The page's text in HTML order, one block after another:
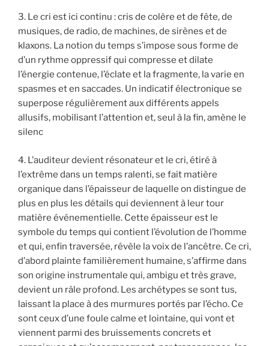
3. Le cri est ici continu : cris de colère et de fête, de
musiques, de radio, de machines, de sirènes et de
klaxons. La notion du temps s’impose sous forme de
d’un rythme oppressif qui compresse et dilate
l’énergie contenue, l’éclate et la fragmente, la varie en
spasmes et en saccades. Un indicatif électronique se
superpose régulièrement aux différents appels
allusifs, mobilisant l’attention et, seul à la fin, amène le
silenc
4. L’auditeur devient résonateur et le cri, étiré à
l’extrême dans un temps ralenti, se fait matière
organique dans l’épaisseur de laquelle on distingue de
plus en plus les détails qui deviennent à leur tour
matière événementielle. Cette épaisseur est le
symbole du temps qui contient l’évolution de l’homme
et qui, enfin traversée, révèle la voix de l’ancêtre. Ce cri,
d’abord plainte familièrement humaine, s’affirme dans
son origine instrumentale qui, ambigu et très grave,
devient un râle profond. Les archétypes se sont tus,
laissant la place à des murmures portés par l’écho. Ce
sont ceux d’une foule calme et lointaine, qui vont et
viennent parmi des bruissements concrets et